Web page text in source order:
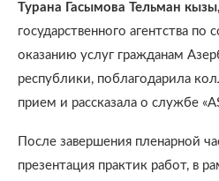
Турана Гасымова Тельман кызы,
государственного агентства
оказанию услуг гражданам
республики, поблагодарила
прием и рассказала о службе
После завершения пленарной
презентация практик работ, в